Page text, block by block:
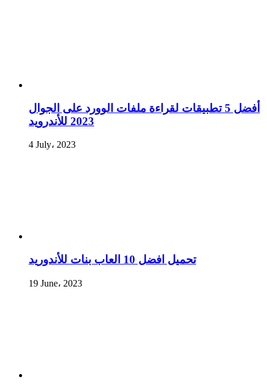
أفضل 5 تطبيقات لقراءة ملفات الوورد على الجوال
2023 للأندرويد
4 July، 2023
تحميل افضل 10 العاب بنات للأندوريد
19 June، 2023